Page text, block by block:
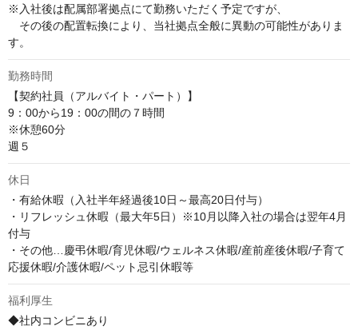
※入社後は配属部署拠点にて勤務いただく予定ですが、
その後の配置転換により、当社拠点全般に異動の可能性がありま
す。
勤務時間
【契約社員（アルバイト・パート）】
9：00から19：00の間の７時間
※休憩60分
週５
休日
・有給休暇（入社半年経過後10日～最高20日付与）
・リフレッシュ休暇（最大年5日）※10月以降入社の場合は翌年4月
付与
・その他…慶弔休暇/育児休暇/ウェルネス休暇/産前産後休暇/子育て
応援休暇/介護休暇/ペット忌引休暇等
福利厚生
◆社内コンビニあり